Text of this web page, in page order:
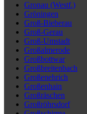
Gronau (Westf.)
Gröningen
Groß-Bieberau
Groß-Gerau
Groß-Umstadt
Großalmerode
Großbottwar
Großbreitenbach
Großenehrich
Großenhain
Großräschen
Großröhrsdorf